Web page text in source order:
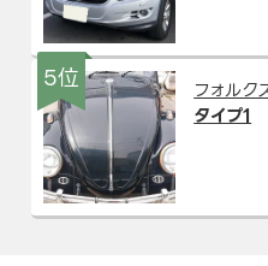
5位
フォルク
タイプ1